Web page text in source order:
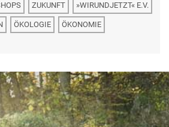
ZUKUNFT »WIRUNDJETZT« E.V.
ÖKOLOGIE ÖKONOMIE